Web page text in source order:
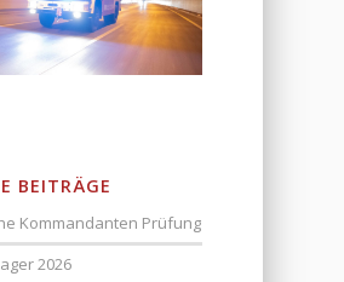
BEITRÄGE
Kommandanten Prüfung
2026